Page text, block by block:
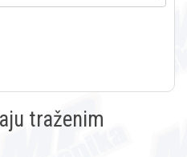
traženim